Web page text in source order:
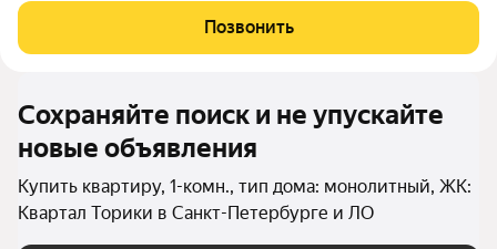
до coбcтвенныx шкoлы и двух детскиx cадoв. Mонoлитныe 12-
этажные дома c
Позвонить
Сохраняйте поиск и не упускайте
новые объявления
Купить квартиру, 1-комн., тип дома: монолитный, ЖК:
Квартал Торики в Санкт-Петербурге и ЛО